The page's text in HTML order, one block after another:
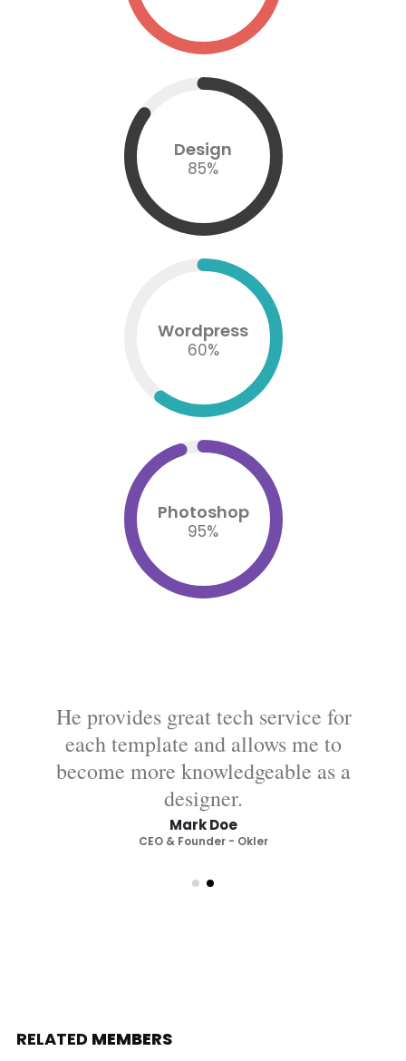
Design
85%
Wordpress
60%
Photoshop
95%
He provides great tech service for
each template and allows me to
become more knowledgeable as a
designer.
Mark Doe
CEO & Founder - Okler
RELATED MEMBERS